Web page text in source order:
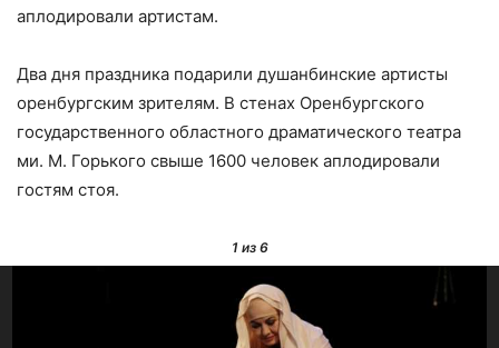
аплодировали артистам.
Два дня праздника подарили душанбинские артисты
оренбургским зрителям. В стенах Оренбургского
государственного областного драматического театра
ми. М. Горького свыше 1600 человек аплодировали
гостям стоя.
1из 6